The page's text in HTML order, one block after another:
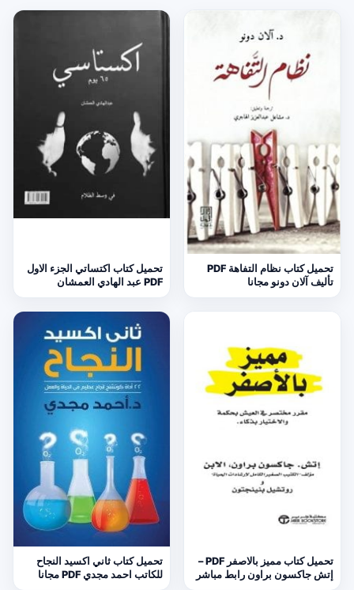
تحميل كتاب نظام التفاهة PDF
تأليف آلان دونو مجانا
تحميل كتاب اكتساتي الجزء الاول
PDF عبد الهادي العمشان
تحميل كتاب مميز بالاصفر PDF –
إتش جاكسون براون رابط مباشر
تحميل كتاب ثاني اكسيد النجاح
للكاتب احمد مجدي PDF مجانا